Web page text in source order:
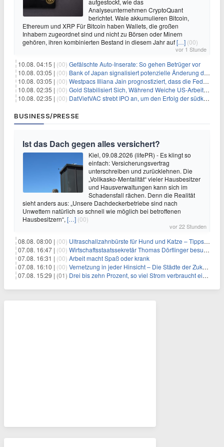
Analyseunternehmen CryptoQuant
berichtet. Wale akkumulieren Bitcoin,
Ethereum und XRP Für Bitcoin haben Wallets, die großen
Inhabern zugeordnet sind und nicht zu Börsen oder Minern
gehören, ihren kombinierten Bestand in diesem Jahr auf[…] (00)
vor 1 Stunde
10.08. 04:15 | (00) Gefälschte Auto-Inserate: So gehen Betrüger vor
10.08. 03:05 | (00) Bank of Japan signalisiert potenzielle Änderung der Zinspolitik angesichts von Inflationsbedenken
10.08. 03:05 | (00) Westpacs Illiana Jain prognostiziert, dass die Fed die Zinssätze nach dem Arbeitsmarktbericht stabil halten wird
10.08. 02:35 | (00) Gold Stabilisiert Sich, Während Weiche US-Arbeitsmarktdaten Zinsängste Lindern
10.08. 02:35 | (00) DatVietVAC strebt IPO an, um den Erfolg der südkoreanischen Unterhaltungsindustrie nachzuahmen
BUSINESS/PRESSE
Ist das Dach gegen alles versichert?
Kiel, 09.08.2026 (lifePR) - Es klingt so
einfach: Versicherungsvertrag
unterschreiben und zurücklehnen. Die
„Vollkasko-Mentalität“ vieler Hausbesitzer
und Hausverwaltungen kann sich im
Schadensfall rächen. Denn die Realität
sieht anders aus: „Unsere Dachdeckerbetriebe sind nach
Unwettern natürlich so schnell wie möglich bei betroffenen
Hausbesitzern“, […] (00)
vor 22 Stunden
08.08. 08:00 | (00) Ultraschallzahnbürste für Hund und Katze – Tipps zur erfolgreichen Eingewöhnung
07.08. 16:47 | (00) Wirtschaftsstaatssekretär Thomas Dörflinger besucht Handwerksbetrieb im Kammerbezirk Freiburg
07.08. 16:31 | (00) Arbeit macht Spaß oder krank
07.08. 16:10 | (00) Vernetzung in jeder Hinsicht – Die Städte der Zukunft sind grün-blau
07.08. 15:29 | (01) Drei bis zehn Prozent, so viel Strom verbraucht ein Aufzug im Gebäude